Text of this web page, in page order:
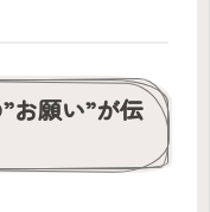
願い”が伝